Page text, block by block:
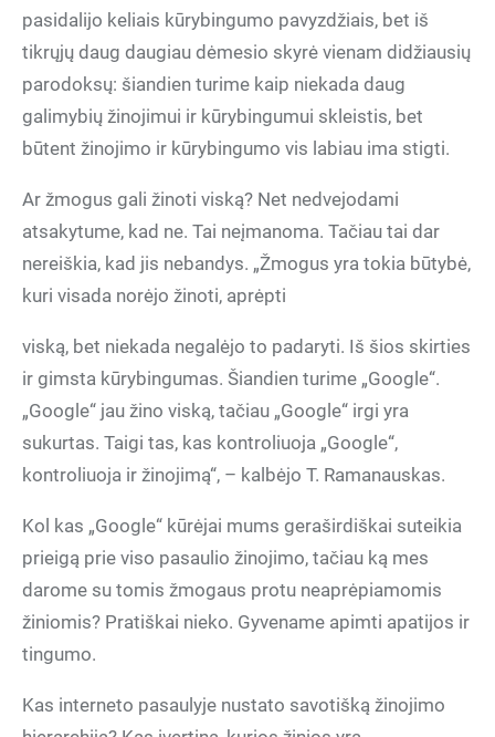
pasidalijo keliais kūrybingumo pavyzdžiais, bet iš
tikrųjų daug daugiau dėmesio skyrė vienam didžiausių
parodoksų: šiandien turime kaip niekada daug
galimybių žinojimui ir kūrybingumui skleistis, bet
būtent žinojimo ir kūrybingumo vis labiau ima stigti.
Ar žmogus gali žinoti viską? Net nedvejodami
atsakytume, kad ne. Tai neįmanoma. Tačiau tai dar
nereiškia, kad jis nebandys. „Žmogus yra tokia būtybė,
kuri visada norėjo žinoti, aprėpti
viską, bet niekada negalėjo to padaryti. Iš šios skirties
ir gimsta kūrybingumas. Šiandien turime „Google“.
„Google“ jau žino viską, tačiau „Google“ irgi yra
sukurtas. Taigi tas, kas kontroliuoja „Google“,
kontroliuoja ir žinojimą“, – kalbėjo T. Ramanauskas.
Kol kas „Google“ kūrėjai mums geraširdiškai suteikia
prieigą prie viso pasaulio žinojimo, tačiau ką mes
darome su tomis žmogaus protu neaprėpiamomis
žiniomis? Pratiškai nieko. Gyvename apimti apatijos ir
tingumo.
Kas interneto pasaulyje nustato savotišką žinojimo